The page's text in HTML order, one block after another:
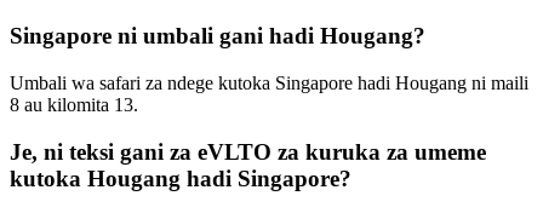
Singapore ni umbali gani hadi Hougang?
Umbali wa safari za ndege kutoka Singapore hadi Hougang ni maili
8 au kilomita 13.
Je, ni teksi gani za eVLTO za kuruka za umeme
kutoka Hougang hadi Singapore?